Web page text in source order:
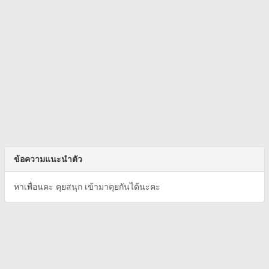
ข้อความแนะนำตัว
หาเพื่อนคะ คุยสนุก เข้ามาคุยกันได้นะคะ